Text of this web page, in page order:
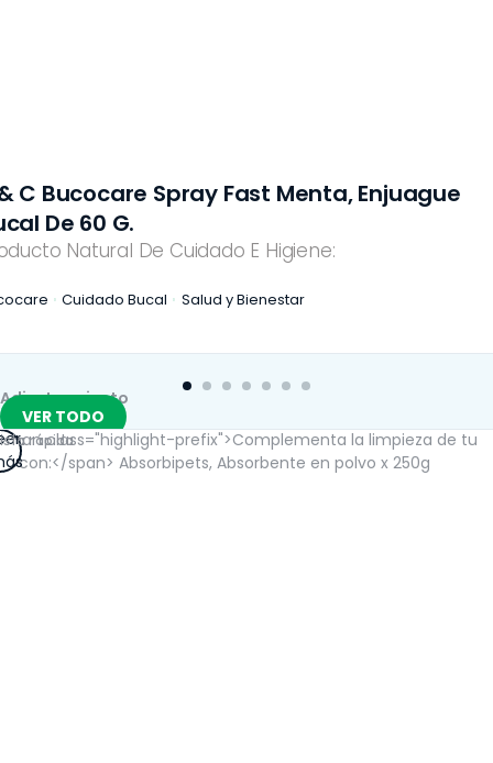
Natural De Cuidado E Higiene:
C Bucocare Spray Fast Menta, Enjuague
De 60 G.
Cuidado Bucal Salud y Bienestar
Adiestramiento
VER TODO
rápida